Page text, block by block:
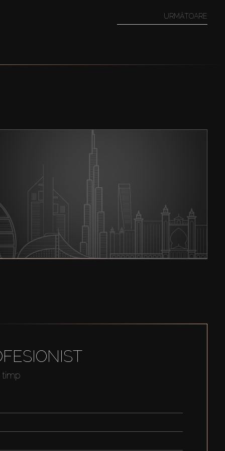
URMĂTOARE
timp